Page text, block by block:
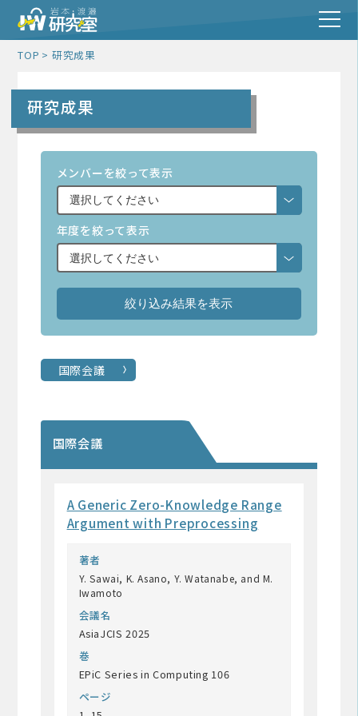
TOP 研究成果
研究成果
メンバーを絞って表示
年度を絞って表示
国際会議
国際会議
A Generic Zero-Knowledge Range
Argument with Preprocessing
著者
Y. Sawai, K. Asano, Y. Watanabe, and M.
Iwamoto
会議名
AsiaJCIS 2025
巻
EPiC Series in Computing 106
ページ